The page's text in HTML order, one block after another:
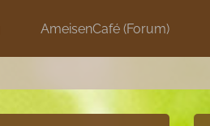
AmeisenCafé (Forum)